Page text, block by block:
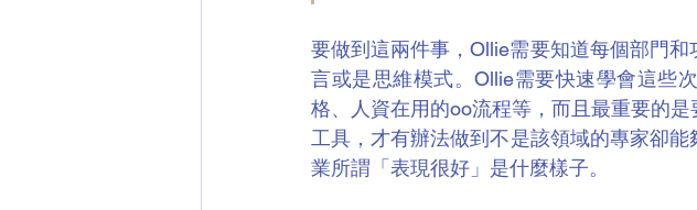
要做到這兩件事，Ollie需要知道每個部門
言或是思維模式。Ollie需要快速學會這些
格、人資在用的oo流程等，而且最重要的
工具，才有辦法做到不是該領域的專家卻
業所謂「表現很好」是什麼樣子。